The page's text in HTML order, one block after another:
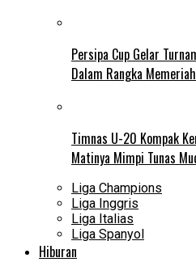
Persipa Cup Gelar
Dalam Rangka
Timnas U-20 Kompak
Matinya Mimpi Tunas
Liga Champions
Liga Inggris
Liga Italias
Liga Spanyol
Hiburan